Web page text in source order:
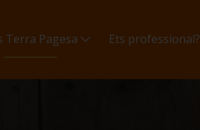
Terra Pagesa Ets professional?